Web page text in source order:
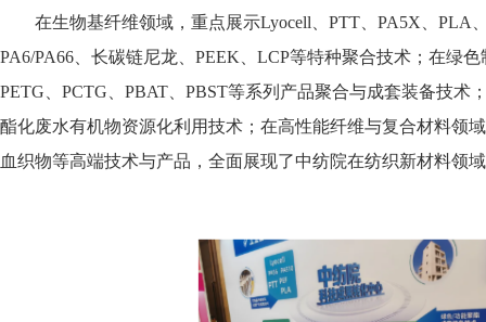
在生物基纤维领域，重点展示Lyocell、PTT、PA5X、PLA
PA6/PA66、长碳链尼龙、PEEK、LCP等特种聚合技术；在绿
PETG、PCTG、PBAT、PBST等系列产品聚合与成套装备技
酯化废水有机物资源化利用技术；在高性能纤维与复合材料领
血织物等高端技术与产品，全面展现了中纺院在纺织新材料领